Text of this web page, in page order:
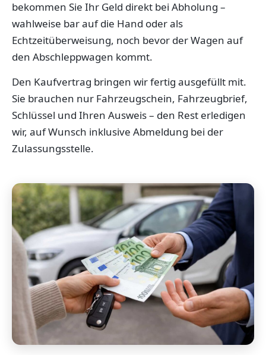
bekommen Sie Ihr Geld direkt bei Abholung –
wahlweise bar auf die Hand oder als
Echtzeitüberweisung, noch bevor der Wagen auf
den Abschleppwagen kommt.
Den Kaufvertrag bringen wir fertig ausgefüllt mit.
Sie brauchen nur Fahrzeugschein, Fahrzeugbrief,
Schlüssel und Ihren Ausweis – den Rest erledigen
wir, auf Wunsch inklusive Abmeldung bei der
Zulassungsstelle.